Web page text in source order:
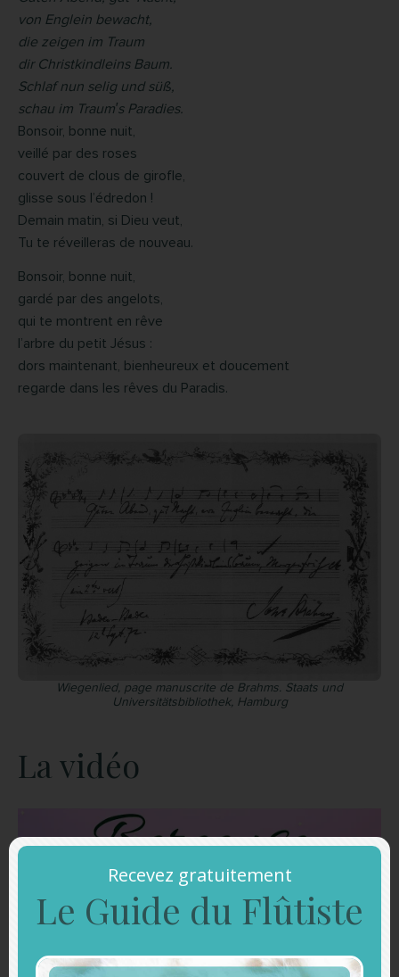
von Englein bewacht,
die zeigen im Traum
dir Christkindleins Baum.
Schlaf nun selig und süß,
schau im Traum′s Paradies.
Bonsoir, bonne nuit,
veillé par des roses
couvert de clous de girofle,
glisse sous l’édredon !
Demain matin, si Dieu veut,
Tu te réveilleras de nouveau.
Bonsoir, bonne nuit,
gardé par des angelots,
qui te montrent en rêve
l’arbre du petit Jésus :
dors maintenant, bienheureux et doucement
regarde dans les rêves du Paradis.
Wiegenlied, page manuscrite de Brahms. Staats und
Universitätsbibliothek, Hamburg
La vidéo
Recevez gratuitement
Le Guide du Flûtiste